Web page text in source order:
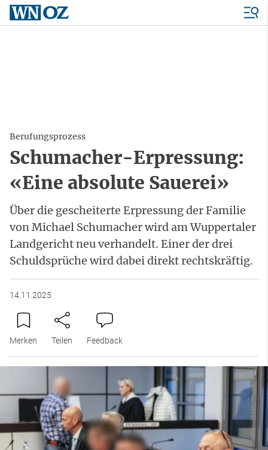
Berufungsprozess
Schumacher-Erpressung:
«Eine absolute Sauerei»
Über die gescheiterte Erpressung der Familie
von Michael Schumacher wird am Wuppertaler
Landgericht neu verhandelt. Einer der drei
Schuldsprüche wird dabei direkt rechtskräftig.
14.11.2025
Merken Teilen Feedback